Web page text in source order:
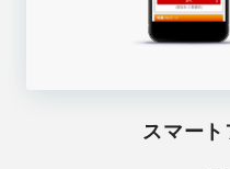
スマート